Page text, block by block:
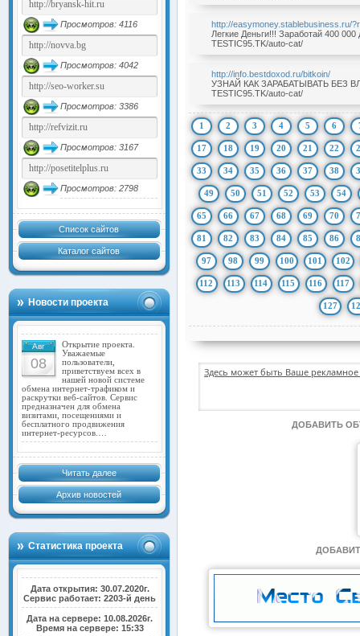
Просмотров: 4116
Просмотров: 4042
Просмотров: 3386
Просмотров: 3167
Просмотров: 2798
Список сайтов
Каталог сайтов
Новости проекта
Авг
08
Открытие проекта.
Уважаемые
пользователи,
приветствуем всех в
нашей новой системе
обмена интернет-трафиком и
раскрутки веб-сайтов. Сервис
предназначен для обмена
визитами, посещениями и
бесплатного продвижения
интернет-ресурсов.…
Читать далее
Архив новостей
Статистика проекта
Дата открытия: 30.07.2020г.
Сервис работает: 2203-й день
Дата на сервере: 10.08.2026г.
Время на сервере: 15:33
http://easymoney.stablebusiness.ru/
Легкие Деньги!!! Заработай 400
TESTIC95.TK/auto-cat/
http://info.bestdoxod.ru/bitkoin/
УЗНАЙ КАК ЗАРАБАТЫВАТЬ БЕЗ
TESTIC95.TK/auto-cat/
1 2 3 4 5 6
17 18 19 20 21 22
33 34 35 36 37 38
49 50 51 52 53 54
65 66 67 68 69 70
81 82 83 84 85 86
97 98 99 100 101 102
112 113 114 115 116 117
127
Здесь может быть Ваше
ДОБАВИТЬ